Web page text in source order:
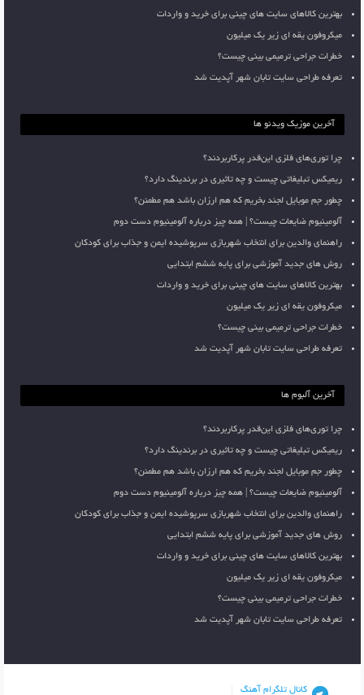
بهترین کالاهای سایت های چینی برای خرید و واردات
میکروفون یقه ای زیر یک میلیون
خطرات جراحی ترمیمی بینی چیست؟
تعرفه طراحی سایت تابان شهر آپدیت شد
آخرین موزیک ویدئو ها
چرا توری‌های فلزی این‌قدر پرکاربردند؟
ریمیکس تبلیغاتی چیست و چه تاثیری در برندینگ دارد؟
چطور جم موبایل لجند بخریم که هم ارزان باشد هم مطمئن؟
آلومینیوم ضایعات چیست؟ | همه چیز درباره آلومینیوم دست دوم
راهنمای والدین برای انتخاب شهربازی سرپوشیده ایمن و جذاب برای کودکان
روش های جدید آموزشی برای پایه ششم ابتدایی
بهترین کالاهای سایت های چینی برای خرید و واردات
میکروفون یقه ای زیر یک میلیون
خطرات جراحی ترمیمی بینی چیست؟
تعرفه طراحی سایت تابان شهر آپدیت شد
آخرین آلبوم ها
چرا توری‌های فلزی این‌قدر پرکاربردند؟
ریمیکس تبلیغاتی چیست و چه تاثیری در برندینگ دارد؟
چطور جم موبایل لجند بخریم که هم ارزان باشد هم مطمئن؟
آلومینیوم ضایعات چیست؟ | همه چیز درباره آلومینیوم دست دوم
راهنمای والدین برای انتخاب شهربازی سرپوشیده ایمن و جذاب برای کودکان
روش های جدید آموزشی برای پایه ششم ابتدایی
بهترین کالاهای سایت های چینی برای خرید و واردات
میکروفون یقه ای زیر یک میلیون
خطرات جراحی ترمیمی بینی چیست؟
تعرفه طراحی سایت تابان شهر آپدیت شد
کانال تلگرام آهنگ